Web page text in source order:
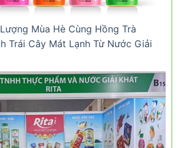
Mùa Hè Cùng Hồng Trà
Trái Cây Mát Lạnh Từ Nước Giải